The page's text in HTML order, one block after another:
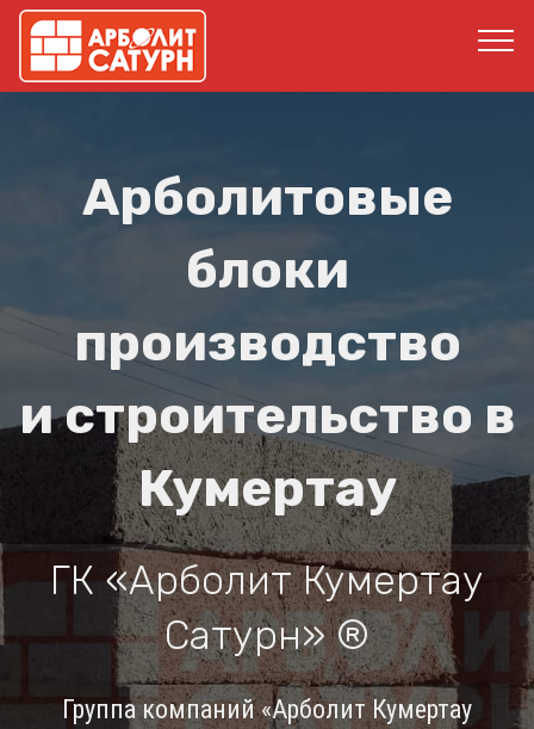
Арболитовые
блоки
производство
и строительство в
Кумертау
ГК «Арболит Кумертау
Сатурн» ®
Группа компаний «Арболит Кумертау